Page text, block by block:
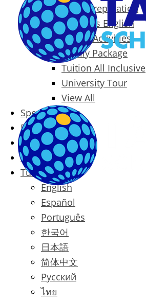
Exam Preparation
Business English
Packages & Activities
Family Package
Tuition All Inclusive
University Tour
View All
Special Offers
Prices
Blog
Contact
Türkçe
English
Español
Português
한국어
日本語
简体中文
Русский
ไทย